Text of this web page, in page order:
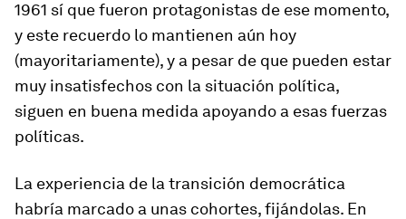
1961 sí que fueron protagonistas de ese momento,
y este recuerdo lo mantienen aún hoy
(mayoritariamente), y a pesar de que pueden estar
muy insatisfechos con la situación política,
siguen en buena medida apoyando a esas fuerzas
políticas.
La experiencia de la transición democrática
habría marcado a unas cohortes, fijándolas. En